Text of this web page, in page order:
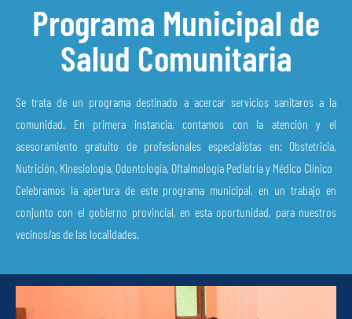
Programa Municipal de
Salud Comunitaria
Se trata de un programa destinado a acercar servicios sanitaros a la
comunidad. En primera instancia, contamos con la atención y el
asesoramiento gratuito de profesionales especialistas en: Obstetricia,
Nutrición, Kinesiología, Odontología, Oftalmología Pediatría y Médico Clínico
Celebramos la apertura de este programa municipal, en un trabajo en
conjunto con el gobierno provincial, en esta oportunidad, para nuestros
vecinos/as de las localidades.